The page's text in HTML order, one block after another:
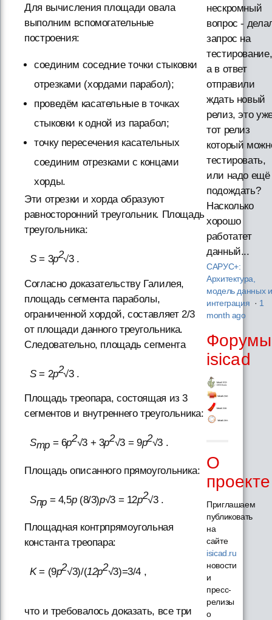
Для вычисления площади овала
выполним вспомогательные
построения:
соединим соседние точки стыковки
отрезками (хордами парабол);
проведём касательные в точках
стыковки к одной из парабол;
точку пересечения касательных
соединим отрезками с концами
хорды.
Эти отрезки и хорда образуют
равносторонний треугольник. Площадь
треугольника:
S= 3p2√3 .
Согласно доказательству Галилея,
площадь сегмента параболы,
ограниченной хордой, составляет 2/3
от площади данного треугольника.
Следовательно, площадь сегмента
S= 2p2√3 .
Площадь треопара, состоящая из 3
сегментов и внутреннего треугольника:
Sтр= 6p2√3 + 3p2√3 = 9p2√3 .
Площадь описанного прямоугольника:
Sпр= 4,5p(8/3)p√3 = 12p2√3 .
Площадная контрпрямоугольная
константа треопара:
K= (9p2√3)/(12p2√3)=3/4 ,
что и требовалось доказать, все три
нескромный
вопрос -
запрос на
тестирование,
а в ответ
отправили
ждать новый
релиз, это
тот релиз
который
тестировать,
или надо ещё
подождать?
Насколько
хорошо
работатет
данный...
САРУС+:
Архитектура,
модель данных и
интеграция · 1
month ago
Форумы
isicad
О
проекте
Приглашаем
публиковать
на
сайте
isicad.ru
новости
и
пресс-
релизы
о